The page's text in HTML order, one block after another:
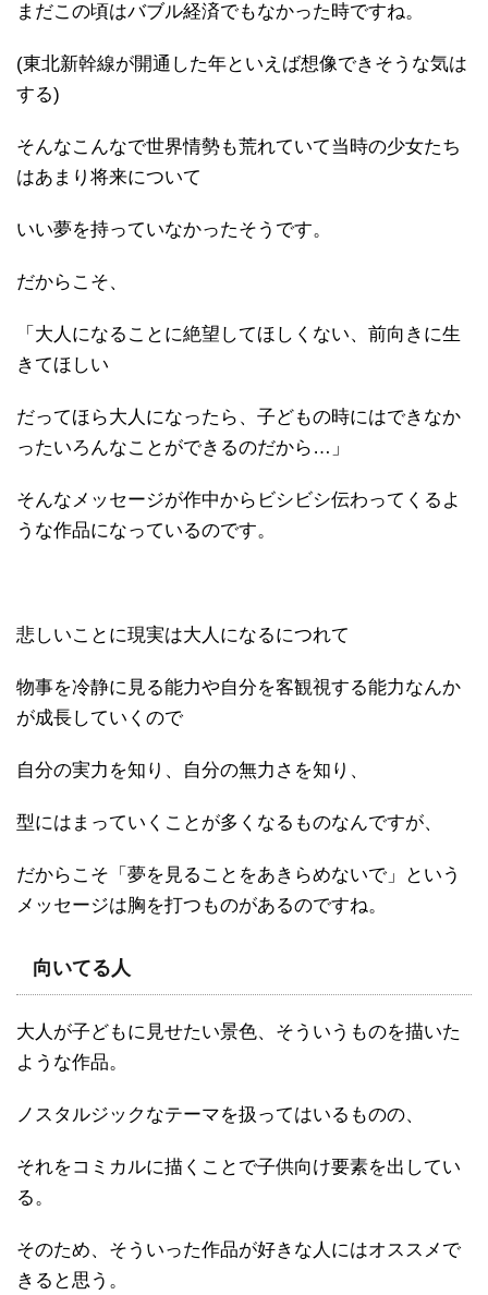
まだこの頃はバブル経済でもなかった時ですね。
(東北新幹線が開通した年といえば想像できそうな気は
する)
そんなこんなで世界情勢も荒れていて当時の少女たち
はあまり将来について
いい夢を持っていなかったそうです。
だからこそ、
「大人になることに絶望してほしくない、前向きに生
きてほしい
だってほら大人になったら、子どもの時にはできなか
ったいろんなことができるのだから…」
そんなメッセージが作中からビシビシ伝わってくるよ
うな作品になっているのです。
悲しいことに現実は大人になるにつれて
物事を冷静に見る能力や自分を客観視する能力なんか
が成長していくので
自分の実力を知り、自分の無力さを知り、
型にはまっていくことが多くなるものなんですが、
だからこそ「夢を見ることをあきらめないで」という
メッセージは胸を打つものがあるのですね。
向いてる人
大人が子どもに見せたい景色、そういうものを描いた
ような作品。
ノスタルジックなテーマを扱ってはいるものの、
それをコミカルに描くことで子供向け要素を出してい
る。
そのため、そういった作品が好きな人にはオススメで
きると思う。